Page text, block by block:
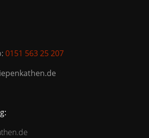
0151 563 25 207